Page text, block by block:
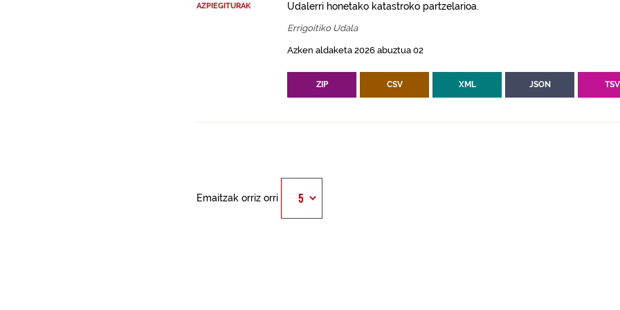
AZPIEGITURAK
Udalerri honetako katastroko partzelarioa.
Errigoitiko Udala
Azken aldaketa 2026 abuztua 02
ZIP CSV XML JSON TSV
Emaitzak orriz orri